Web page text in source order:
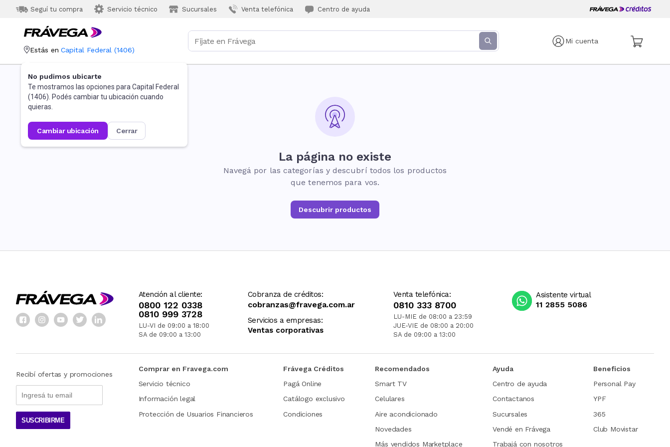
Seguí tu compra Servicio técnico Sucursales Venta telefónica Centro de ayuda
Mi cuenta
Estás en Capital Federal (1406)
No pudimos ubicarte
Te mostramos las opciones para Capital Federal
(1406). Podés cambiar tu ubicación cuando
quieras.
cambiar ubicación cerrar
La página no existe
Navegá por las categorías y descubrí todos los productos
que tenemos para vos.
Descubrir productos
Atención al cliente:
0800 122 0338
0810 999 3728
LU-VI de 09:00 a 18:00
SA de 09:00 a 13:00
Cobranza de créditos:
cobranzas@fravega.com.ar
Servicios a empresas:
Ventas corporativas
Venta telefónica:
0810 333 8700
LU-MIE de 08:00 a 23:59
JUE-VIE de 08:00 a 20:00
SA de 09:00 a 13:00
Asistente virtual
11 2855 5086
Recibí ofertas y promociones
SUSCRIBIRME
Comprar en Fravega.com
Servicio técnico
Información legal
Protección de Usuarios Financieros
Frávega Créditos
Pagá Online
Catálogo exclusivo
Condiciones
Recomendados
Smart TV
Celulares
Aire acondicionado
Novedades
Más vendidos Marketplace
Ayuda
Centro de ayuda
Contactanos
Sucursales
Vendé en Frávega
Trabajá con nosotros
Beneficios
Personal Pay
YPF
365
Club Movistar